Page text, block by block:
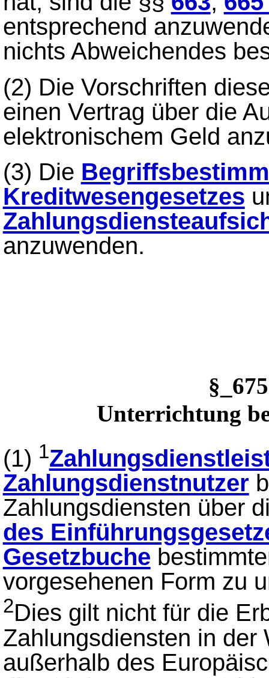
entsprechend
nichts Abweichendes
(2) Die Vorschriften
einen Vertrag über die
elektronischem Geld
(3) Die
Kreditwesengesetzes
anzuwenden.
Unterrichtung
(1) 1
Zahlungsdienstnutzer
Zahlungsdiensten über
des
Gesetzbuche
vorgesehenen Form zu
2Dies gilt nicht für die
Zahlungsdiensten in der
außerhalb des